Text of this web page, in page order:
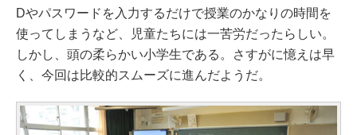
Dやパスワードを入力するだけで授業のかなりの時間を
使ってしまうなど、児童たちには一苦労だったらしい。
しかし、頭の柔らかい小学生である。さすがに憶えは早
く、今回は比較的スムーズに進んだようだ。